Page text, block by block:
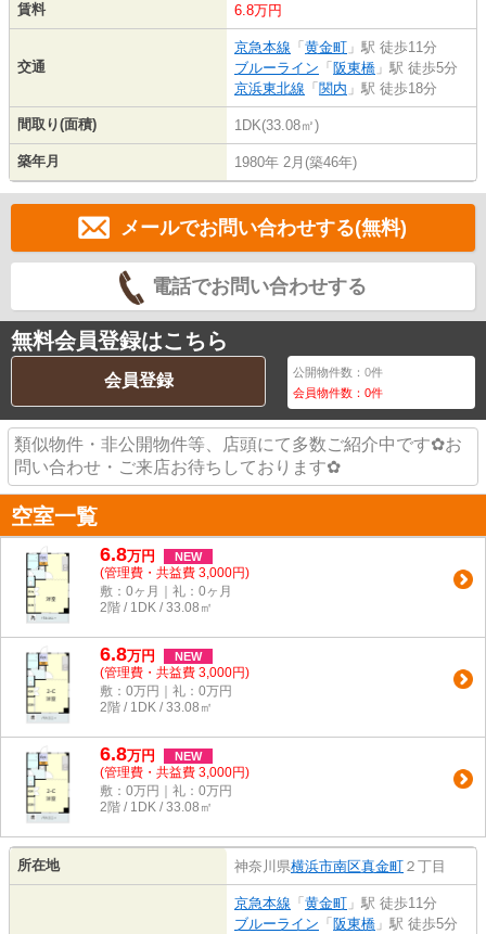
賃料 6.8万円
交通
京急本線 「 黄金町 」駅 徒歩11分
ブルーライン 「 阪東橋 」駅 徒歩5分
京浜東北線 「 関内 」駅 徒歩18分
間取り(面積) 1DK(33.08㎡)
築年月 1980年 2月(築46年)
メールでお問い合わせする(無料)
電話でお問い合わせする
無料会員登録はこちら
会員登録 公開物件数：0件
会員物件数：0件
類似物件・非公開物件等、店頭にて多数ご紹介中です✿お
問い合わせ・ご来店お待ちしております✿
空室一覧
6.8万円 NEW
(管理費・共益費 3,000円)
敷：0ヶ月｜礼：0ヶ月
2階 / 1DK / 33.08㎡
6.8万円 NEW
(管理費・共益費 3,000円)
敷：0万円｜礼：0万円
2階 / 1DK / 33.08㎡
6.8万円 NEW
(管理費・共益費 3,000円)
敷：0万円｜礼：0万円
2階 / 1DK / 33.08㎡
所在地 神奈川県横浜市南区真金町 ２丁目
京急本線 「 黄金町 」駅 徒歩11分
ブルーライン 「 阪東橋 」駅 徒歩5分